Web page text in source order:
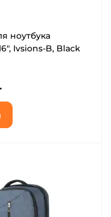
ноутбука
Ivsions-B, Black